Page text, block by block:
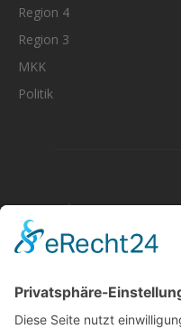
Region 4
Region 3
MKK
Politik